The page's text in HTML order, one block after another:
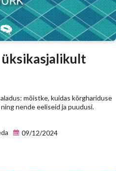
üksikasjalikult
mõistke, kuidas kõrghariduse
nende eeliseid ja puudusi.
09/12/2024